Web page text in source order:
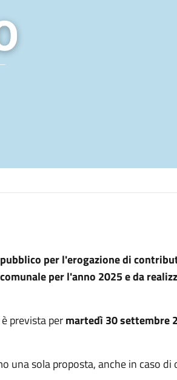
per l'erogazione di
per l'anno 2025 e da
prevista permartedì 30 settembre
una sola proposta, anche in caso